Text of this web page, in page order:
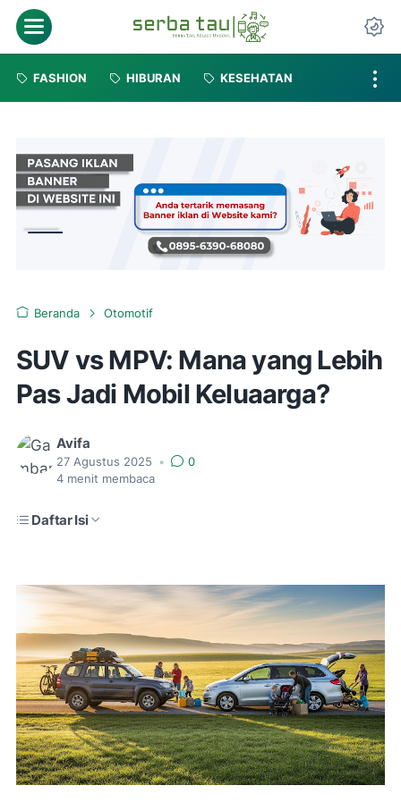
FASHION HIBURAN KESEHATAN
Beranda Otomotif
SUV vs MPV: Mana yang Lebih
Pas Jadi Mobil Keluaarga?
Avifa
27 Agustus 2025 •
0
4 menit membaca
Daftar Isi